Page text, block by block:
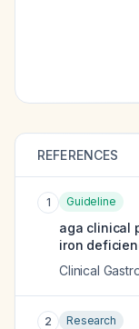
REFERENCES
1 Guideline
aga clinical
iron
Clinical
2 Research